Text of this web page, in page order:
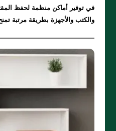
في توفير أماكن منظمة لحفظ
والكتب والأجهزة بطريقة مرتبة